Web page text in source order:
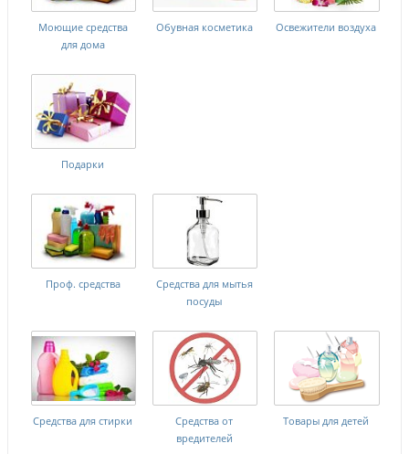
Моющие средства
для дома
Обувная косметика Освежители воздуха
Подарки
Проф. средства
Средства для мытья
посуды
Средства для стирки
Средства от
вредителей
Товары для детей